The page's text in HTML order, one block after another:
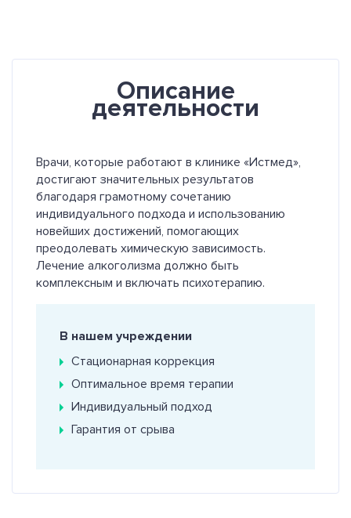
Описание
деятельности
Врачи, которые работают в клинике «Истмед»,
достигают значительных результатов
благодаря грамотному сочетанию
индивидуального подхода и использованию
новейших достижений, помогающих
преодолевать химическую зависимость.
Лечение алкоголизма должно быть
комплексным и включать психотерапию.
В нашем учреждении
Стационарная коррекция
Оптимальное время терапии
Индивидуальный подход
Гарантия от срыва